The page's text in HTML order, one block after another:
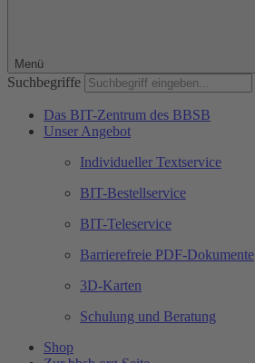
Menü
Suchbegriffe
Das BIT-Zentrum des BBSB
Unser Angebot
Individueller Textservice
BIT-Bestellservice
BIT-Teleservice
Barrierefreie PDF-Dokumente
3D-Karten
Schulung und Beratung
Shop